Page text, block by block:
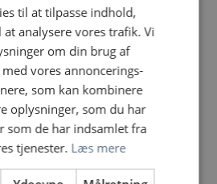
41 23 eller mail
for en uformel snak.
fra dig og fortæller meget
og hverdagen hos os i
at oplyse dig om startlønnen
til at tilpasse indhold,
analysere vores trafik. Vi
om din brug af
vores annoncerings-
som kan kombinere
oplysninger, som du har
som de har indsamlet fra
tjenester. Læs mere